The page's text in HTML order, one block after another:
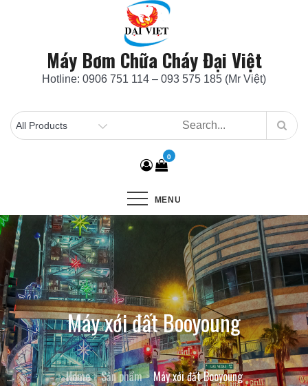
Máy Bơm Chữa Cháy Đại Việt
Hotline: 0906 751 114 – 093 575 185 (Mr Việt)
0
MENU
Máy xới đất Booyoung
Home Sản phẩm Máy xới đất Booyoung